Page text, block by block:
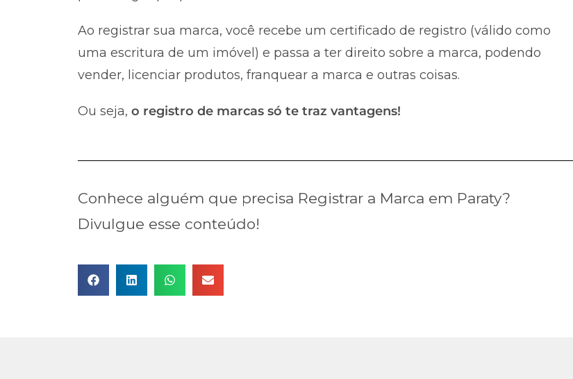
Ao registrar sua marca, você recebe um certificado de registro (válido como
uma escritura de um imóvel) e passa a ter direito sobre a marca, podendo
vender, licenciar produtos, franquear a marca e outras coisas.
Ou seja, o registro de marcas só te traz vantagens!
Conhece alguém que precisa Registrar a Marca em Paraty?
Divulgue esse conteúdo!